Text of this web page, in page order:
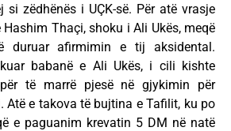
si zëdhënës i UÇK-së. Për atë vrasje
Thaçi, shoku i Ali Ukës, meqë
duruar afirmimin e tij aksidental.
babanë e Ali Ukës, i cili kishte
të marrë pjesë në gjykimin për
Atë e takova të bujtina e Tafilit, ku po
e paguanim krevatin 5 DM në natë